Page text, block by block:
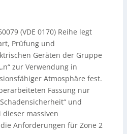
(VDE 0170) Reihe legt
Prüfung und
Geräten der Gruppe
zur Verwendung in
Atmosphäre fest.
Fassung nur
und
dieser massiven
Anforderungen für Zone 2